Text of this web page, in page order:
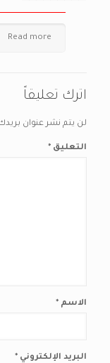
Read more
اترك تعليقاً
لن يتم نشر عنوان بريدك
التعليق *
الاسم *
البريد الإلكتروني *